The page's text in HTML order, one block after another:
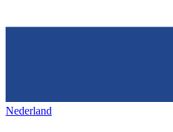
Nederland